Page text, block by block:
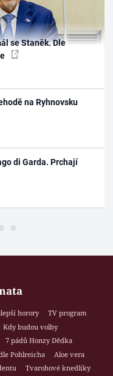
se Staněk. Dle
na Ryhnovsku
di Garda. Prchají
horory
TV program
Kdy budou volby
7 pádů Honzy Dědka
Pohlreicha
Aloe vera
Tvarohové knedlíky